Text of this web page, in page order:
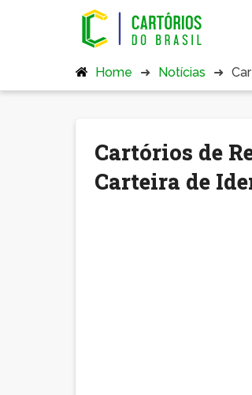
Home Notícias
Cartórios de
Carteira de